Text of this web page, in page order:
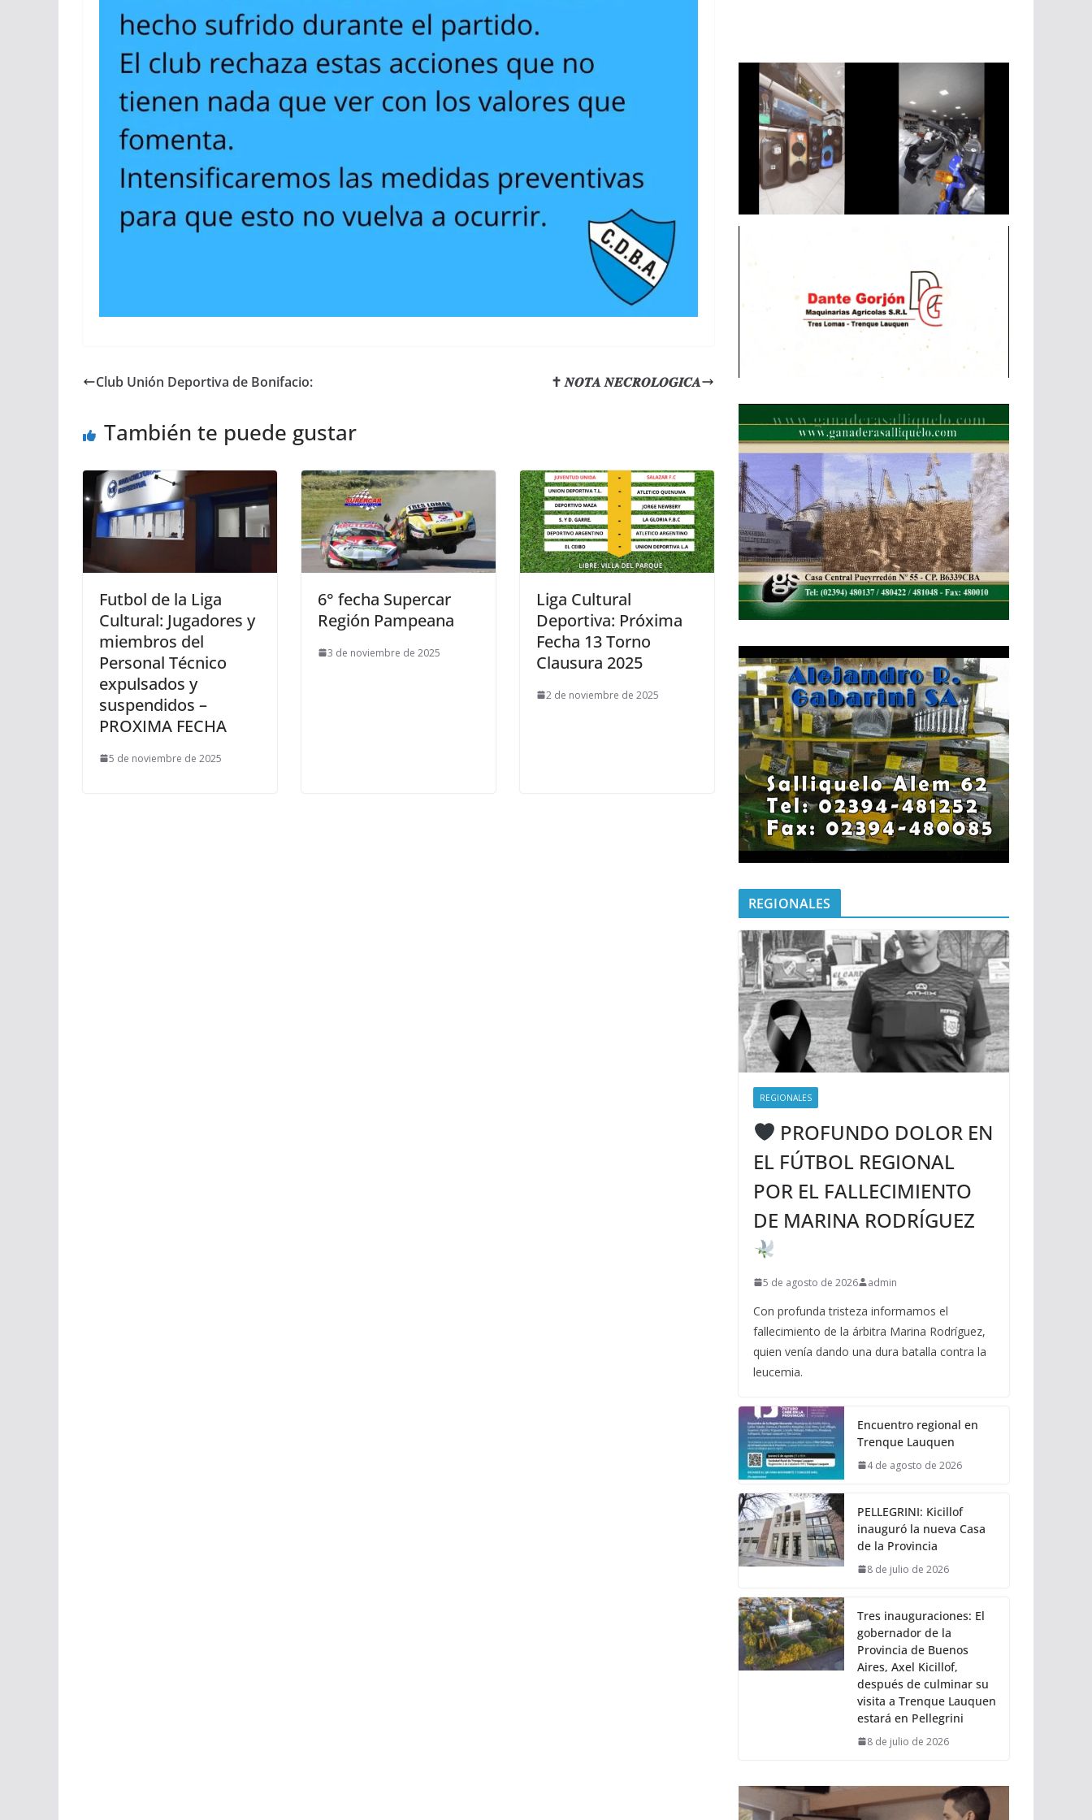
Club Unión Deportiva de Bonifacio: ✝ 𝑵𝑶𝑻𝑨 𝑵𝑬𝑪𝑹𝑶𝑳𝑶𝑮𝑰𝑪𝑨
También te puede gustar
Futbol de la Liga
Cultural: Jugadores y
miembros del
Personal Técnico
expulsados y
suspendidos –
PROXIMA FECHA
5 de noviembre de 2025
6° fecha Supercar
Región Pampeana
3 de noviembre de 2025
Liga Cultural
Deportiva: Próxima
Fecha 13 Torno
Clausura 2025
2 de noviembre de 2025
REGIONALES
REGIONALES
PROFUNDO DOLOR EN
EL FÚTBOL REGIONAL
POR EL FALLECIMIENTO
DE MARINA RODRÍGUEZ
5 de agosto de 2026 admin
Con profunda tristeza informamos el
fallecimiento de la árbitra Marina Rodríguez,
quien venía dando una dura batalla contra la
leucemia.
Encuentro regional en
Trenque Lauquen
4 de agosto de 2026
PELLEGRINI: Kicillof
inauguró la nueva Casa
de la Provincia
8 de julio de 2026
Tres inauguraciones: El
gobernador de la
Provincia de Buenos
Aires, Axel Kicillof,
después de culminar su
visita a Trenque Lauquen
estará en Pellegrini
8 de julio de 2026